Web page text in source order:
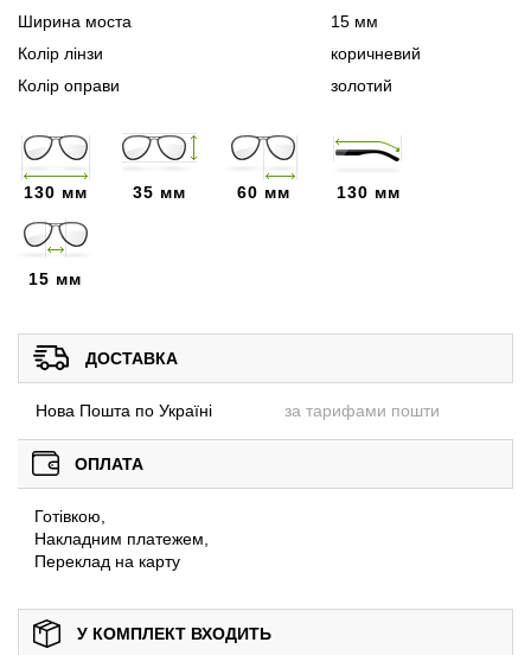
Ширина моста
15 мм
Колір лінзи
коричневий
Колір оправи
золотий
130 мм 35 мм 60 мм 130 мм
15 мм
ДОСТАВКА
Нова Пошта по Україні за тарифами пошти
ОПЛАТА
Готівкою,
Накладним платежем,
Переклад на карту
У КОМПЛЕКТ ВХОДИТЬ